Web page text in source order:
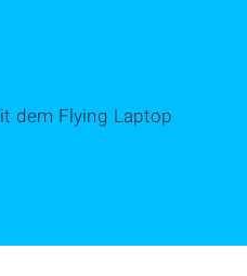
dem Flying Laptop